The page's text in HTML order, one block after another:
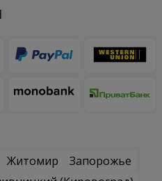
Житомир
Запорожье